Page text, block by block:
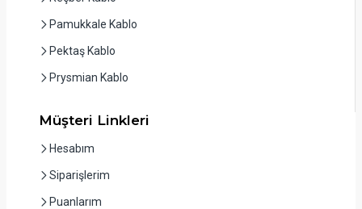
Pamukkale Kablo
Pektaş Kablo
Prysmian Kablo
Müşteri Linkleri
Hesabım
Siparişlerim
Puanlarım